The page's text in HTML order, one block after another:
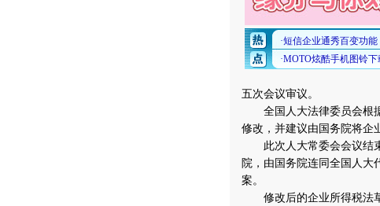
五次会议审议。
全国人大法律委员会根据
修改，并建议由国务院将企
此次人大常委会会议结束
院，由国务院连同全国人大
案。
修改后的企业所得税法草